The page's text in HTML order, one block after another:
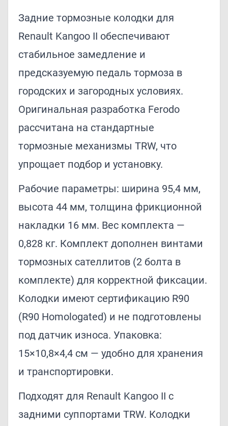
Задние тормозные колодки для
Renault Kangoo II обеспечивают
стабильное замедление и
предсказуемую педаль тормоза в
городских и загородных условиях.
Оригинальная разработка Ferodo
рассчитана на стандартные
тормозные механизмы TRW, что
упрощает подбор и установку.
Рабочие параметры: ширина 95,4 мм,
высота 44 мм, толщина фрикционной
накладки 16 мм. Вес комплекта —
0,828 кг. Комплект дополнен винтами
тормозных сателлитов (2 болта в
комплекте) для корректной фиксации.
Колодки имеют сертификацию R90
(R90 Homologated) и не подготовлены
под датчик износа. Упаковка:
15×10,8×4,4 см — удобно для хранения
и транспортировки.
Подходят для Renault Kangoo II с
задними суппортами TRW. Колодки